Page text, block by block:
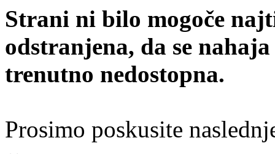
Strani ni bilo mogoče
odstranjena, da se
trenutno nedostopna.
Prosimo poskusite